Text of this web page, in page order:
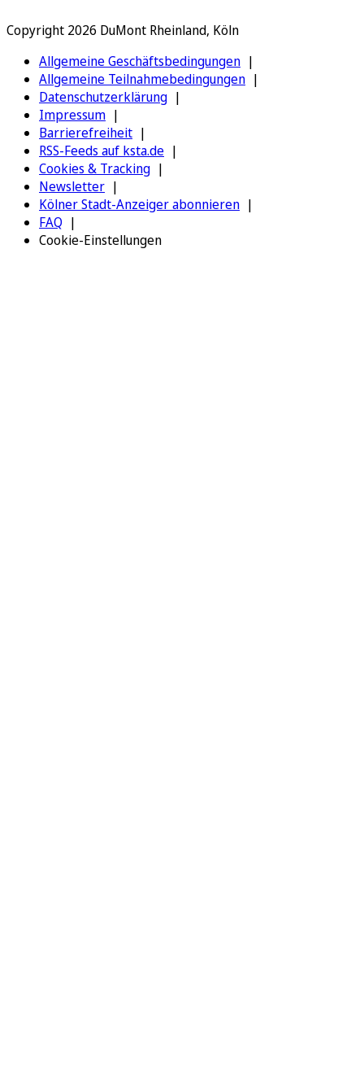
Copyright 2026 DuMont Rheinland, Köln
Allgemeine Geschäftsbedingungen
Allgemeine Teilnahmebedingungen
Datenschutzerklärung
Impressum
Barrierefreiheit
RSS-Feeds auf ksta.de
Cookies & Tracking
Newsletter
Kölner Stadt-Anzeiger abonnieren
FAQ
Cookie-Einstellungen